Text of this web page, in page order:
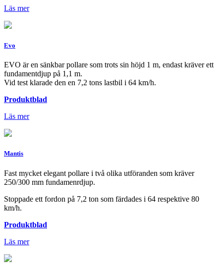
Läs mer
Evo
EVO är en sänkbar pollare som trots sin höjd 1 m, endast kräver ett
fundamentdjup på 1,1 m.
Vid test klarade den en 7,2 tons lastbil i 64 km/h.
Produktblad
Läs mer
Mantis
Fast mycket elegant pollare i två olika utföranden som kräver
250/300 mm fundamenrdjup.
Stoppade ett fordon på 7,2 ton som färdades i 64 respektive 80
km/h.
Produktblad
Läs mer